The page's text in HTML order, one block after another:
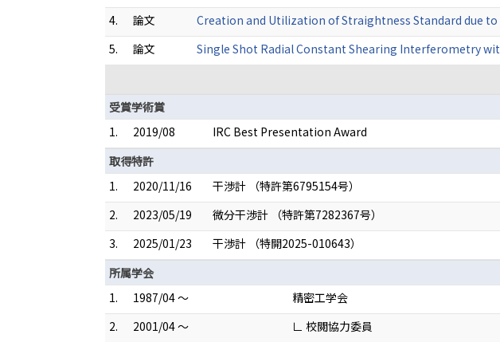
4.
論文
Creation and Utilization of Straightness Standard due to
5.
論文
Single Shot Radial Constant Shearing Interferometry
受賞学術賞
1.
2019/08
IRC Best Presentation Award
取得特許
1.
2020/11/16
干渉計 （特許第6795154号）
2.
2023/05/19
微分干渉計 （特許第7282367号）
3.
2025/01/23
干渉計 （特開2025-010643）
所属学会
1.
1987/04 ～
精密工学会
2.
2001/04 ～
∟ 校閲協力委員